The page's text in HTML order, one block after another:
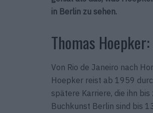
in Berlin zu sehen.
Thomas
Von Rio de Janeiro nach
Hoepker reist ab 1959
spätere Karriere, die ihn
Buchkunst Berlin sind bis